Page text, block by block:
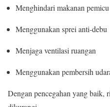
Menghindari makanan pemicu
Menggunakan sprei anti-debu
Menjaga ventilasi ruangan
Menggunakan pembersih
Dengan pencegahan yang baik,